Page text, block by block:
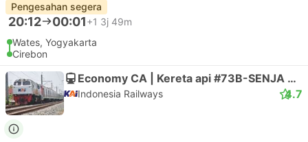
Pengesahan segera
20:12 00:01+1 3j 49m
Wates, Yogyakarta
Cirebon
Economy CA | Kereta api #73B-SENJA UTAMA SOLO
Indonesia Railways 4.7